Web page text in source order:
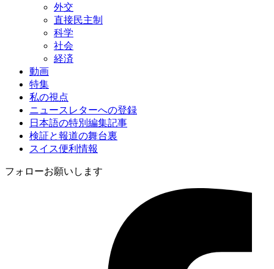
外交
直接民主制
科学
社会
経済
動画
特集
私の視点
ニュースレターへの登録
日本語の特別編集記事
検証と報道の舞台裏
スイス便利情報
フォローお願いします